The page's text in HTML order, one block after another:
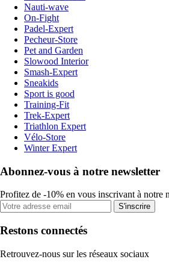
Nauti-wave
On-Fight
Padel-Expert
Pecheur-Store
Pet and Garden
Slowood Interior
Smash-Expert
Sneakids
Sport is good
Training-Fit
Trek-Expert
Triathlon Expert
Vélo-Store
Winter Expert
Abonnez-vous à notre newsletter
Profitez de -10% en vous inscrivant à notre
S'inscrire
Restons connectés
Retrouvez-nous sur les réseaux sociaux